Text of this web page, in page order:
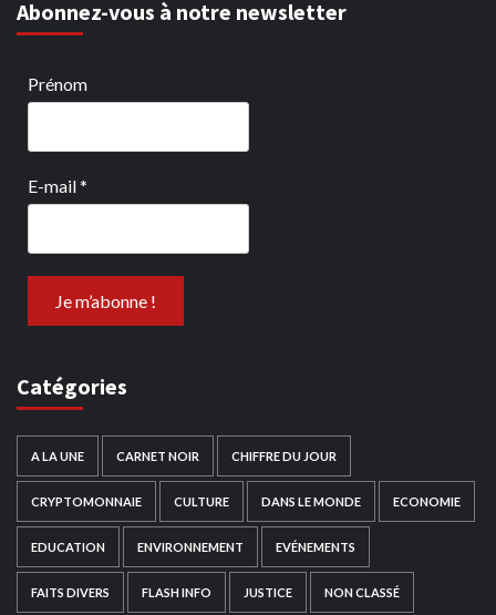
Abonnez-vous à notre newsletter
Prénom
E-mail*
Catégories
A LA UNE CARNET NOIR CHIFFRE DU JOUR
CRYPTOMONNAIE CULTURE DANS LE MONDE ECONOMIE
EDUCATION ENVIRONNEMENT EVÉNEMENTS
FAITS DIVERS FLASH INFO JUSTICE NON CLASSÉ